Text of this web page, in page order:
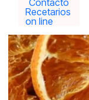
Contacto
Recetarios
on line